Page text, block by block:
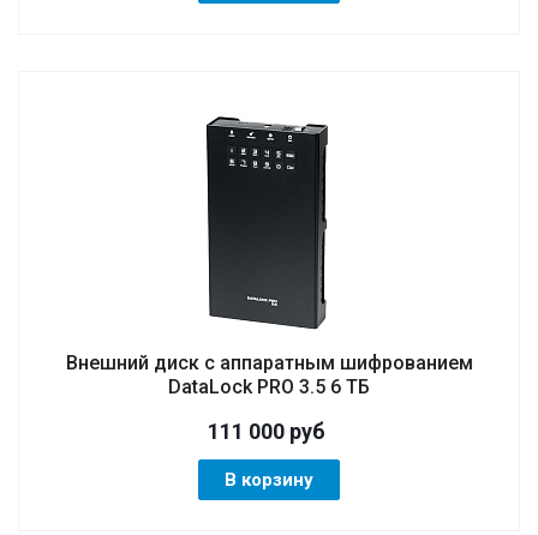
Внешний диск с аппаратным шифрованием
DataLock PRO 3.5 6 ТБ
111 000руб
В корзину